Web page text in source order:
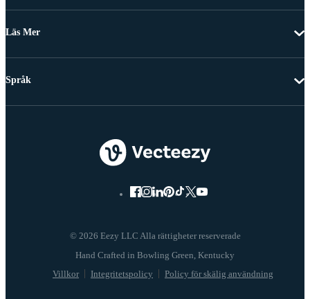
Läs Mer
© 2026 Eezy LLC Alla rättigheter reserverade
Villkor Integritetspolicy Policy för skälig användning
Språk